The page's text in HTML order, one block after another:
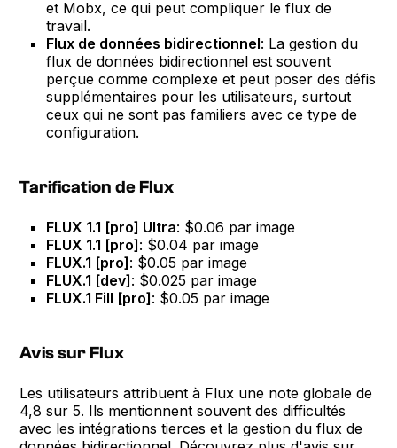
et Mobx, ce qui peut compliquer le flux de
travail.
Flux de données bidirectionnel: La gestion du
flux de données bidirectionnel est souvent
perçue comme complexe et peut poser des défis
supplémentaires pour les utilisateurs, surtout
ceux qui ne sont pas familiers avec ce type de
configuration.
Tarification de Flux
FLUX 1.1 [pro] Ultra: $0.06 par image
FLUX 1.1 [pro]: $0.04 par image
FLUX.1 [pro]: $0.05 par image
FLUX.1 [dev]: $0.025 par image
FLUX.1 Fill [pro]: $0.05 par image
Avis sur Flux
Les utilisateurs attribuent à Flux une note globale de
4,8 sur 5. Ils mentionnent souvent des difficultés
avec les intégrations tierces et la gestion du flux de